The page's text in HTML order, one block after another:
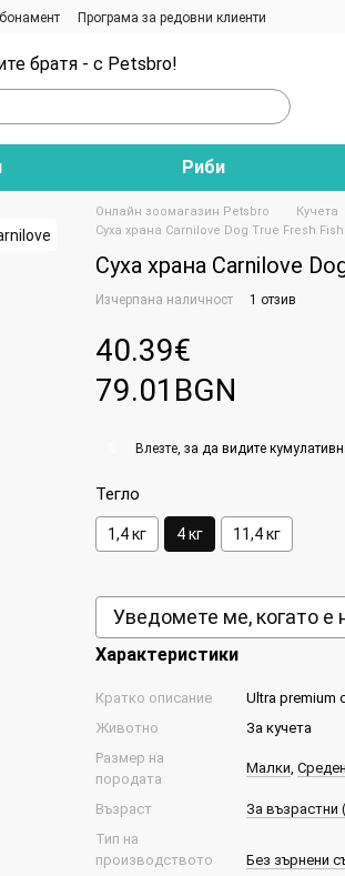
Програма за редовни клиенти
братя - с Petsbro!
Риби
Онлайн зоомагазин Petsbro Кучета
Суха храна Carnilove Dog True Fresh
Суха храна Carnilove
Изчерпана наличност 1 отзив
40.39€
79.01BGN
Влезте , за да видите
Тегло
1,4 кг 4 кг 11,4 кг
Уведомете ме, когато е
Характеристики
Кратко описание
Ultra premium
Животно
За кучета
Размер на
породата
Малки, Среден
Възраст
За възрастни
Тип на
производството
Без зърнени